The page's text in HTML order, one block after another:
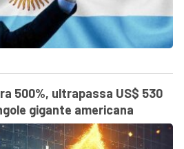
500%, ultrapassa US$ 530
gigante americana